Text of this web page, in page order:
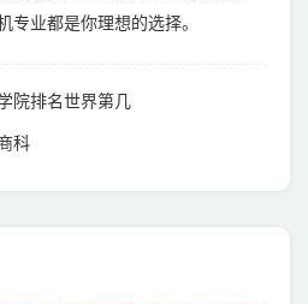
专业都是你理想的选择。
院排名世界第几
科